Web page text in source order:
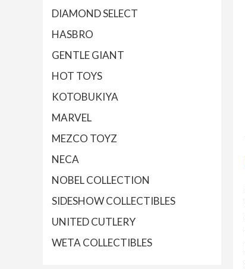
DIAMOND SELECT
HASBRO
GENTLE GIANT
HOT TOYS
KOTOBUKIYA
MARVEL
MEZCO TOYZ
NECA
NOBEL COLLECTION
SIDESHOW COLLECTIBLES
UNITED CUTLERY
WETA COLLECTIBLES